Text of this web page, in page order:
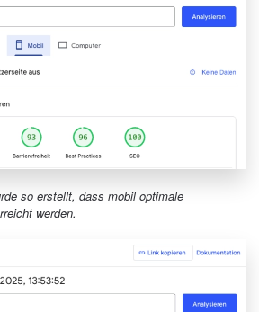
so erstellt, dass mobil optimale
werden.